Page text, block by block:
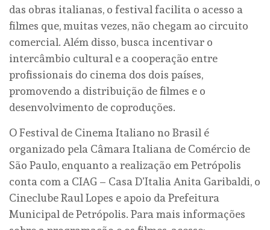
das obras italianas, o festival facilita o acesso a
filmes que, muitas vezes, não chegam ao circuito
comercial. Além disso, busca incentivar o
intercâmbio cultural e a cooperação entre
profissionais do cinema dos dois países,
promovendo a distribuição de filmes e o
desenvolvimento de coproduções.
O Festival de Cinema Italiano no Brasil é
organizado pela Câmara Italiana de Comércio de
São Paulo, enquanto a realização em Petrópolis
conta com a CIAG – Casa D’Italia Anita Garibaldi, o
Cineclube Raul Lopes e apoio da Prefeitura
Municipal de Petrópolis. Para mais informações